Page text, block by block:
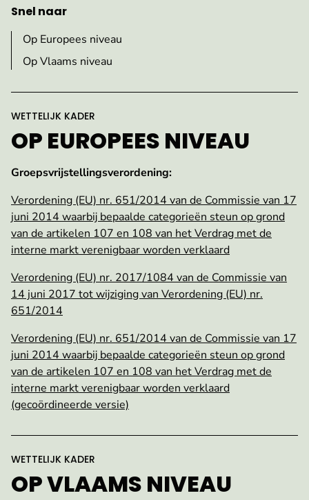
Snel naar
Op Europees niveau
Op Vlaams niveau
WETTELIJK KADER
OP EUROPEES NIVEAU
Groepsvrijstellingsverordening:
Verordening (EU) nr. 651/2014 van de Commissie van 17
juni 2014 waarbij bepaalde categorieën steun op grond
van de artikelen 107 en 108 van het Verdrag met de
interne markt verenigbaar worden verklaard
Verordening (EU) nr. 2017/1084 van de Commissie van
14 juni 2017 tot wijziging van Verordening (EU) nr.
651/2014
Verordening (EU) nr. 651/2014 van de Commissie van 17
juni 2014 waarbij bepaalde categorieën steun op grond
van de artikelen 107 en 108 van het Verdrag met de
interne markt verenigbaar worden verklaard
(gecoördineerde versie)
WETTELIJK KADER
OP VLAAMS NIVEAU